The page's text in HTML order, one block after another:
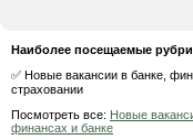
Наиболее посещаемые
✅ Новые вакансии в банке,
страховании
Посмотреть все: Новые
финансах и банке